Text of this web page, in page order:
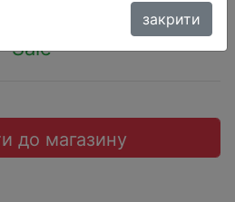
Sale
до магазину
закрити